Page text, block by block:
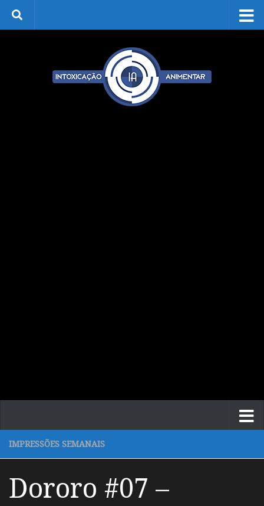
Skip to content
IMPRESSÕES SEMANAIS
Dororo #07 –